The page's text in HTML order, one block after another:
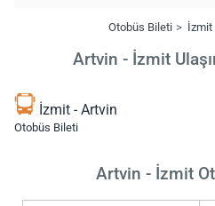
Otobüs Bileti İzmit
Artvin - İzmit
İzmit - Artvin
Otobüs Bileti
Artvin - İzmit